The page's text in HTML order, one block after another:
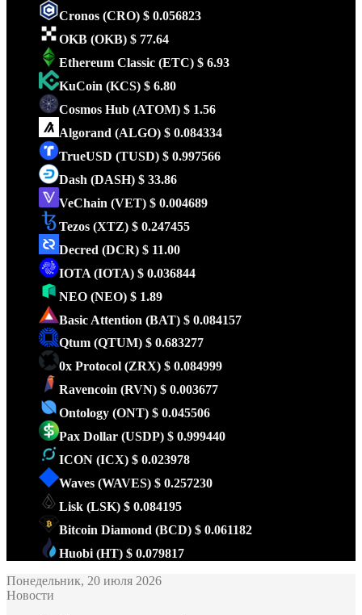
Cronos (CRO) $ 0.056823
OKB (OKB) $ 77.64
Ethereum Classic (ETC) $ 6.93
KuCoin (KCS) $ 6.80
Cosmos Hub (ATOM) $ 1.56
Algorand (ALGO) $ 0.084334
TrueUSD (TUSD) $ 0.997566
Dash (DASH) $ 33.86
VeChain (VET) $ 0.004689
Tezos (XTZ) $ 0.247455
Decred (DCR) $ 11.00
IOTA (IOTA) $ 0.036844
NEO (NEO) $ 1.89
Basic Attention (BAT) $ 0.084157
Qtum (QTUM) $ 0.683277
0x Protocol (ZRX) $ 0.084999
Ravencoin (RVN) $ 0.003677
Ontology (ONT) $ 0.045506
Pax Dollar (USDP) $ 0.999440
ICON (ICX) $ 0.023978
Waves (WAVES) $ 0.257230
Lisk (LSK) $ 0.084195
Bitcoin Diamond (BCD) $ 0.061182
Huobi (HT) $ 0.079817
Понедельник, 20 июля 2026
Новости